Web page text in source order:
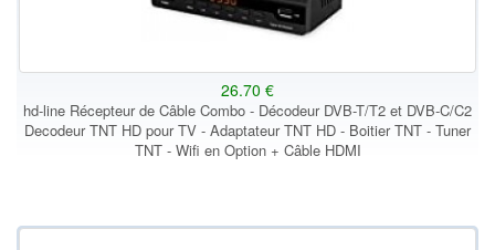
26.70 €
hd-line Récepteur de Câble Combo - Décodeur DVB-T/T2 et DVB-C/C2
Decodeur TNT HD pour TV - Adaptateur TNT HD - Boitier TNT - Tuner
TNT - Wifi en Option + Câble HDMI